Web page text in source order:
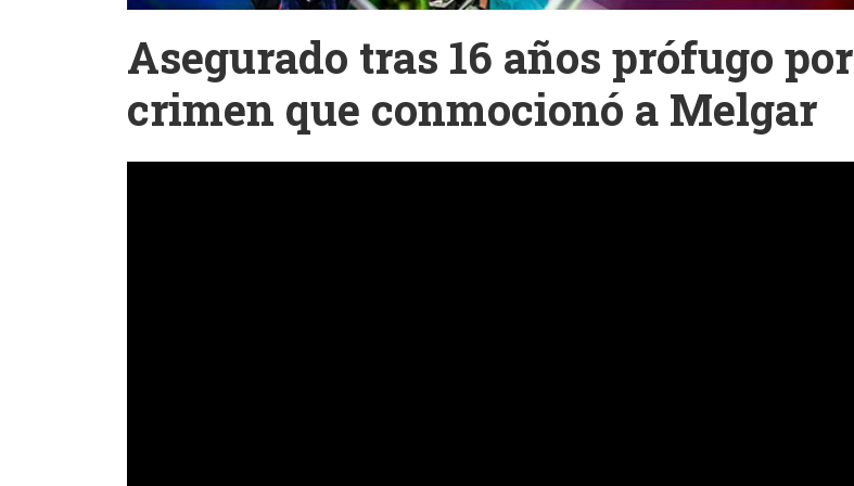
Asegurado tras 16 años prófugo por
crimen que conmocionó a Melgar